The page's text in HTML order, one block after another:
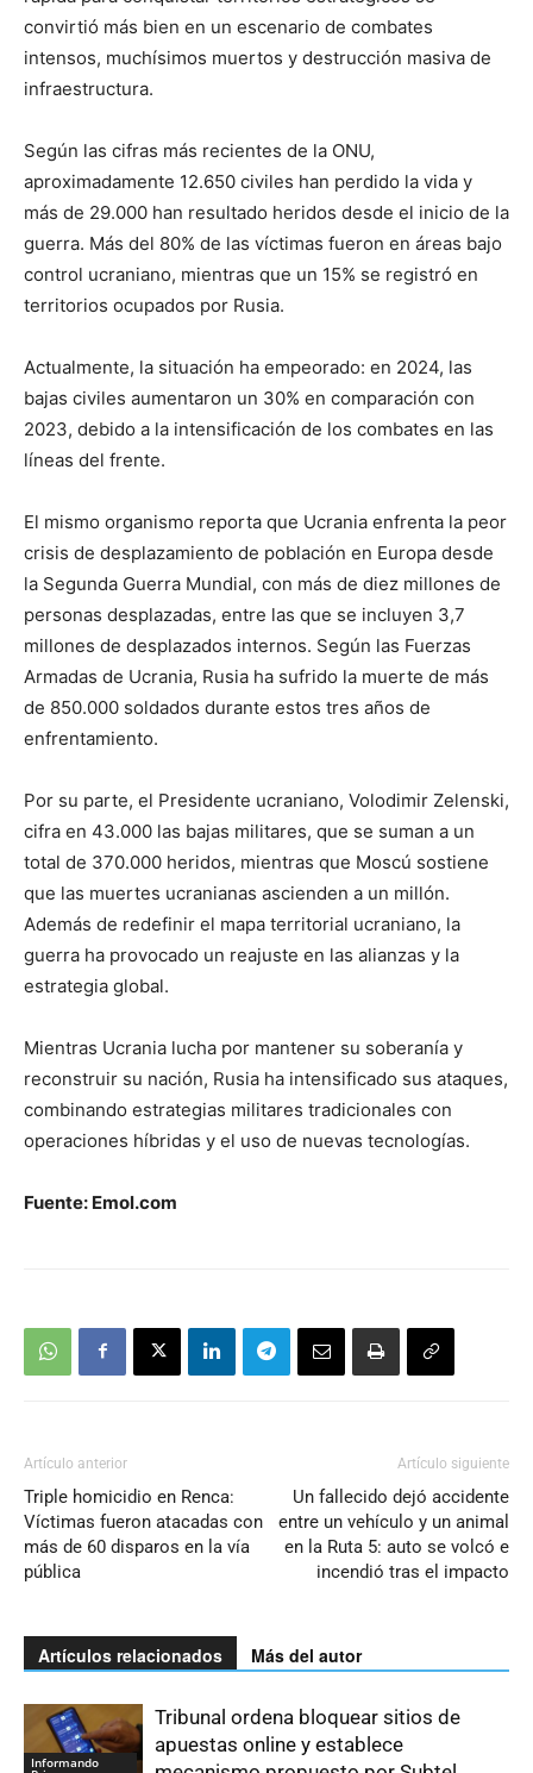
convirtió más bien en un escenario de combates
intensos, muchísimos muertos y destrucción masiva de
infraestructura.
Según las cifras más recientes de la ONU,
aproximadamente 12.650 civiles han perdido la vida y
más de 29.000 han resultado heridos desde el inicio de la
guerra. Más del 80% de las víctimas fueron en áreas bajo
control ucraniano, mientras que un 15% se registró en
territorios ocupados por Rusia.
Actualmente, la situación ha empeorado: en 2024, las
bajas civiles aumentaron un 30% en comparación con
2023, debido a la intensificación de los combates en las
líneas del frente.
El mismo organismo reporta que Ucrania enfrenta la peor
crisis de desplazamiento de población en Europa desde
la Segunda Guerra Mundial, con más de diez millones de
personas desplazadas, entre las que se incluyen 3,7
millones de desplazados internos. Según las Fuerzas
Armadas de Ucrania, Rusia ha sufrido la muerte de más
de 850.000 soldados durante estos tres años de
enfrentamiento.
Por su parte, el Presidente ucraniano, Volodimir Zelenski,
cifra en 43.000 las bajas militares, que se suman a un
total de 370.000 heridos, mientras que Moscú sostiene
que las muertes ucranianas ascienden a un millón.
Además de redefinir el mapa territorial ucraniano, la
guerra ha provocado un reajuste en las alianzas y la
estrategia global.
Mientras Ucrania lucha por mantener su soberanía y
reconstruir su nación, Rusia ha intensificado sus ataques,
combinando estrategias militares tradicionales con
operaciones híbridas y el uso de nuevas tecnologías.
Fuente: Emol.com
Artículo anterior
Triple homicidio en Renca:
Víctimas fueron atacadas con
más de 60 disparos en la vía
pública
Artículo siguiente
Un fallecido dejó accidente
entre un vehículo y un animal
en la Ruta 5: auto se volcó e
incendió tras el impacto
Artículos relacionados Más del autor
Informando
Tribunal ordena bloquear sitios de
apuestas online y establece